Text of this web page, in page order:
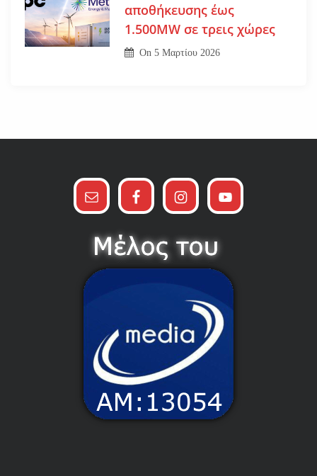
αποθήκευσης έως
1.500MW σε τρεις χώρες
On5 Μαρτίου 2026